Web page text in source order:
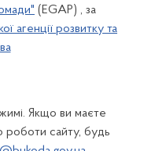
(EGAP) , за
агенції розвитку та
Якщо ви маєте
роботи сайту, будь